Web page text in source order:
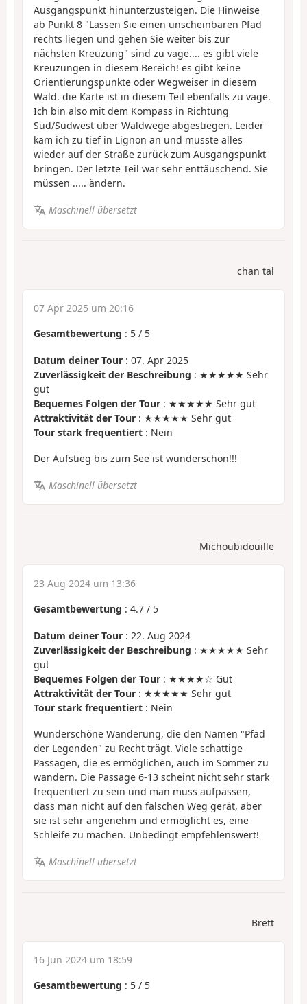
Ausgangspunkt hinunterzusteigen. Die Hinweise
ab Punkt 8 "Lassen Sie einen unscheinbaren Pfad
rechts liegen und gehen Sie weiter bis zur
nächsten Kreuzung" sind zu vage.... es gibt viele
Kreuzungen in diesem Bereich! es gibt keine
Orientierungspunkte oder Wegweiser in diesem
Wald. die Karte ist in diesem Teil ebenfalls zu vage.
Ich bin also mit dem Kompass in Richtung
Süd/Südwest über Waldwege abgestiegen. Leider
kam ich zu tief in Lignon an und musste alles
wieder auf der Straße zurück zum Ausgangspunkt
bringen. Der letzte Teil war sehr enttäuschend. Sie
müssen ..... ändern.
Maschinell übersetzt
chan tal
07 Apr 2025 um 20:16
Gesamtbewertung : 5 / 5
Datum deiner Tour : 07. Apr 2025
Zuverlässigkeit der Beschreibung : ★★★★★ Sehr
gut
Bequemes Folgen der Tour : ★★★★★ Sehr gut
Attraktivität der Tour : ★★★★★ Sehr gut
Tour stark frequentiert : Nein
Der Aufstieg bis zum See ist wunderschön!!!
Maschinell übersetzt
Michoubidouille
23 Aug 2024 um 13:36
Gesamtbewertung : 4.7 / 5
Datum deiner Tour : 22. Aug 2024
Zuverlässigkeit der Beschreibung : ★★★★★ Sehr
gut
Bequemes Folgen der Tour : ★★★★☆ Gut
Attraktivität der Tour : ★★★★★ Sehr gut
Tour stark frequentiert : Nein
Wunderschöne Wanderung, die den Namen "Pfad
der Legenden" zu Recht trägt. Viele schattige
Passagen, die es ermöglichen, auch im Sommer zu
wandern. Die Passage 6-13 scheint nicht sehr stark
frequentiert zu sein und man muss aufpassen,
dass man nicht auf den falschen Weg gerät, aber
sie ist sehr angenehm und ermöglicht es, eine
Schleife zu machen. Unbedingt empfehlenswert!
Maschinell übersetzt
Brett
16 Jun 2024 um 18:59
Gesamtbewertung : 5 / 5